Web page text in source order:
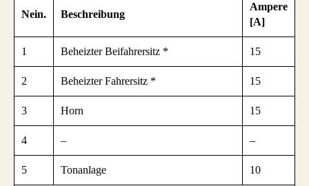
Nein. Beschreibung
Ampere
[A]
1 Beheizter Beifahrersitz * 15
2 Beheizter Fahrersitz * 15
3 Horn 15
4 – –
5 Tonanlage 10